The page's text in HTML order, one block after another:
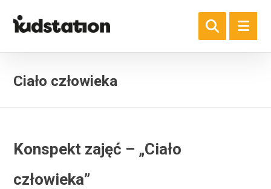
Ciało człowieka
Konspekt zajęć – „Ciało
człowieka”